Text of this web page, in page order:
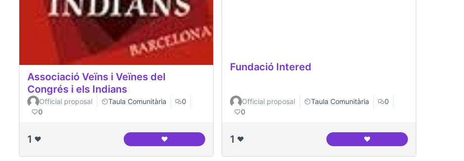
Associació Veïns i Veïnes del
Congrés i els Indians
Official proposal Taula Comunitària
0
0
1 ❤️ ❤️Associació Veïns i Veïnes del Congrés i els Indians
Fundació Intered
Official proposal Taula Comunitària
0
0
1 ❤️ ❤️Fundació Intered